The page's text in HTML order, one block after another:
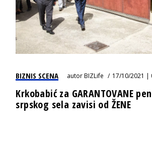
BIZNIS SCENA autorBIZLife 17/10/2021 |
Krkobabić za GARANTOVANE
srpskog sela zavisi od ŽENE